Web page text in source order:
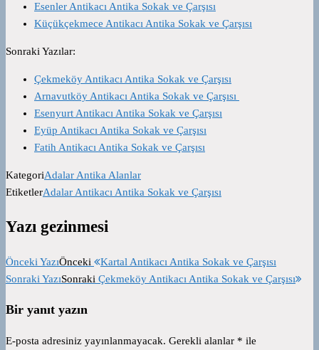
Esenler Antikacı Antika Sokak ve Çarşısı
Küçükçekmece Antikacı Antika Sokak ve Çarşısı
Sonraki Yazılar:
Çekmeköy Antikacı Antika Sokak ve Çarşısı
Arnavutköy Antikacı Antika Sokak ve Çarşısı
Esenyurt Antikacı Antika Sokak ve Çarşısı
Eyüp Antikacı Antika Sokak ve Çarşısı
Fatih Antikacı Antika Sokak ve Çarşısı
KategoriAdalar Antika Alanlar
EtiketlerAdalar Antikacı Antika Sokak ve Çarşısı
Yazı gezinmesi
Önceki YazıÖnceki
Kartal Antikacı Antika Sokak ve Çarşısı
Sonraki YazıSonraki Çekmeköy Antikacı Antika Sokak ve Çarşısı
Bir yanıt yazın
E-posta adresiniz yayınlanmayacak. Gerekli alanlar * ile